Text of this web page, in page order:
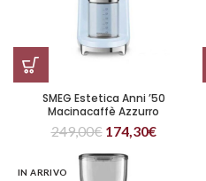
SMEG Estetica Anni ’50
Macinacaffè Azzurro
249,00€ 174,30€
IN ARRIVO